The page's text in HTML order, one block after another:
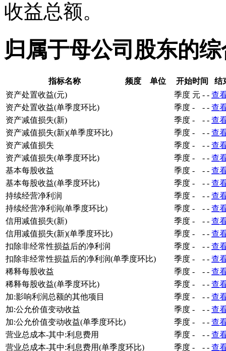
收益总额。
归属于母公司股东的
指标名称 频度 单位 开始时间
结
资产处置收益(元)
季度 元 - - 查
资产处置收益(单季度环比)
季度 - - - 查
资产减值损失(新)
季度 - - - 查
资产减值损失(新)(单季度环比)
季度 - - - 查
资产减值损失
季度 - - - 查
资产减值损失(单季度环比)
季度 - - - 查
基本每股收益
季度 - - - 查
基本每股收益(单季度环比)
季度 - - - 查
持续经营净利润
季度 - - - 查
持续经营净利润(单季度环比)
季度 - - - 查
信用减值损失(新)
季度 - - - 查
信用减值损失(新)(单季度环比)
季度 - - - 查
扣除非经常性损益后的净利润
季度 - - - 查
扣除非经常性损益后的净利润(单季度环比)
季度 - - - 查
稀释每股收益
季度 - - - 查
稀释每股收益(单季度环比)
季度 - - - 查
加:影响利润总额的其他项目
季度 - - - 查
加:公允价值变动收益
季度 - - - 查
加:公允价值变动收益(单季度环比)
季度 - - - 查
营业总成本-其中:利息费用
季度 - - - 查
营业总成本-其中:利息费用(单季度环比)
季度 - - - 查